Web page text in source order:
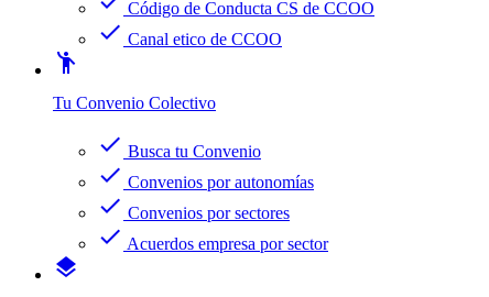
Código de Conducta CS de CCOO
check Canal etico de CCOO
emoji_people
Tu Convenio Colectivo
check Busca tu Convenio
check Convenios por autonomías
check Convenios por sectores
check Acuerdos empresa por sector
layers